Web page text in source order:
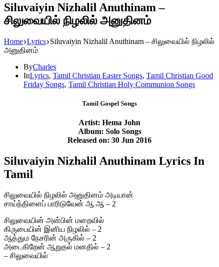
Siluvaiyin Nizhalil Anuthinam –
சிலுவையில் நிழலில் அனுதினம்
Home Lyrics Siluvaiyin Nizhalil Anuthinam – சிலுவையில் நிழலில்
அனுதினம்
ByCharles
InLyrics, Tamil Christian Easter Songs, Tamil Christian Good
Friday Songs, Tamil Christian Holy Communion Songs
Tamil Gospel Songs
Artist: Hema John
Album: Solo Songs
Released on: 30 Jun 2016
Siluvaiyin Nizhalil Anuthinam Lyrics In
Tamil
சிலுவையில் நிழலில் அனுதினம் அடியான்
சாய்ந்திளைப் பாரிடுவேன் ஆ ஆ – 2
சிலுவையின் அன்பின் மறைவில்
கிருபையின் இனிய நிழலில் – 2
ஆத்தும நேசரின் அருகில் – 2
அடைகிறேன் ஆறுதல் மனதில் – 2
– சிலுவையில்